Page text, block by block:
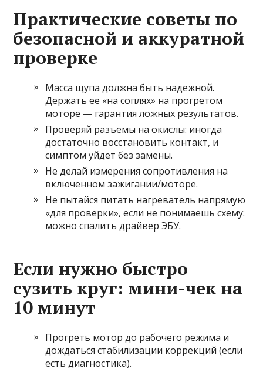
Практические советы по
безопасной и аккуратной
проверке
Масса щупа должна быть надежной.
Держать ее «на соплях» на прогретом
моторе — гарантия ложных результатов.
Проверяй разъемы на окислы: иногда
достаточно восстановить контакт, и
симптом уйдет без замены.
Не делай измерения сопротивления на
включенном зажигании/моторе.
Не пытайся питать нагреватель напрямую
«для проверки», если не понимаешь схему:
можно спалить драйвер ЭБУ.
Если нужно быстро
сузить круг: мини-чек на
10 минут
Прогреть мотор до рабочего режима и
дождаться стабилизации коррекций (если
есть диагностика).